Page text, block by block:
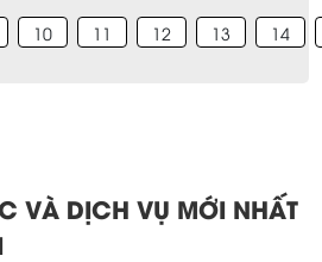
10 11 12 13 14
VÀ DỊCH VỤ MỚI NHẤT